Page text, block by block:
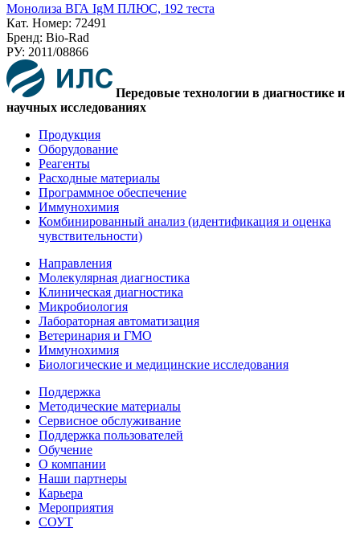
Монолиза ВГА IgM ПЛЮС, 192 теста
Кат. Номер: 72491
Бренд: Bio-Rad
РУ: 2011/08866
Передовые технологии в диагностике и
научных исследованиях
Продукция
Оборудование
Реагенты
Расходные материалы
Программное обеспечение
Иммунохимия
Комбинированный анализ (идентификация и оценка
чувствительности)
Направления
Молекулярная диагностика
Клиническая диагностика
Микробиология
Лабораторная автоматизация
Ветеринария и ГМО
Иммунохимия
Биологические и медицинские исследования
Поддержка
Методические материалы
Сервисное обслуживание
Поддержка пользователей
Обучение
О компании
Наши партнеры
Карьера
Мероприятия
СОУТ